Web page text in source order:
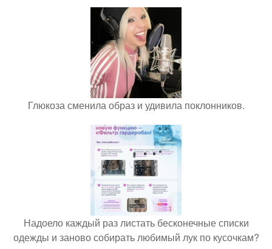
Глюкоза сменила образ и удивила поклонников.
Надоело каждый раз листать бесконечные списки
одежды и заново собирать любимый лук по кусочкам?